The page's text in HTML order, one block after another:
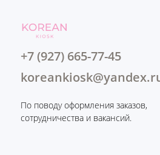
+7 (927) 665-77-45
По поводу оформления заказов,
сотрудничества и вакансий.